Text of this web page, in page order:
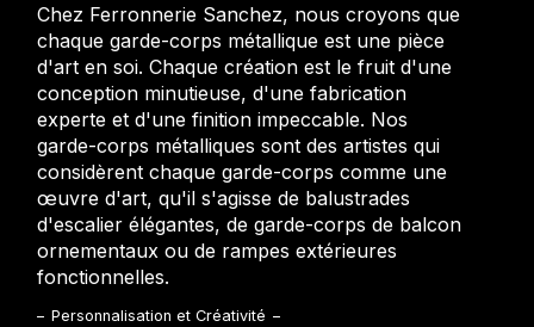
Chez Ferronnerie Sanchez, nous croyons que
chaque garde-corps métallique est une pièce
d'art en soi. Chaque création est le fruit d'une
conception minutieuse, d'une fabrication
experte et d'une finition impeccable. Nos
garde-corps métalliques sont des artistes qui
considèrent chaque garde-corps comme une
œuvre d'art, qu'il s'agisse de balustrades
d'escalier élégantes, de garde-corps de balcon
ornementaux ou de rampes extérieures
fonctionnelles.
Personnalisation et Créativité